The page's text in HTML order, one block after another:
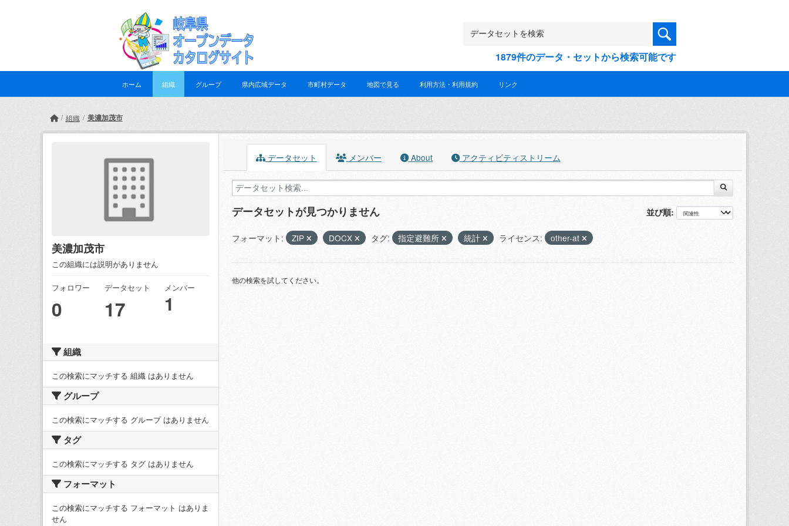
1879件のデータ・セットから検索可能です
ホーム 組織 グループ 県内広域データ 市町村データ 地図で見る 利用方法・利用規約 リンク
組織 美濃加茂市
美濃加茂市
この組織には説明がありません
フォロワー
0
データセット
17
メンバー
1
組織
この検索にマッチする 組織 はありません
グループ
この検索にマッチする グループ はありません
タグ
この検索にマッチする タグ はありません
フォーマット
この検索にマッチする フォーマット はありま
せん
データセット メンバー About アクティビティストリーム
並び順
データセットが見つかりません
フォーマット: ZIP DOCX タグ: 指定避難所 統計 ライセンス: other-at
他の検索を試してください。